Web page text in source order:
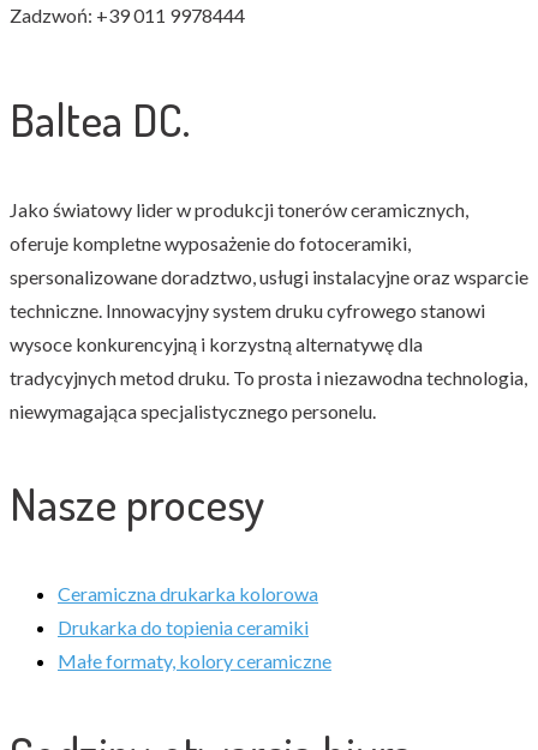
Zadzwoń: +39 011 9978444
Baltea DC.
Jako światowy lider w produkcji tonerów ceramicznych,
oferuje kompletne wyposażenie do fotoceramiki,
spersonalizowane doradztwo, usługi instalacyjne oraz wsparcie
techniczne. Innowacyjny system druku cyfrowego stanowi
wysoce konkurencyjną i korzystną alternatywę dla
tradycyjnych metod druku. To prosta i niezawodna technologia,
niewymagająca specjalistycznego personelu.
Nasze procesy
Ceramiczna drukarka kolorowa
Drukarka do topienia ceramiki
Małe formaty, kolory ceramiczne